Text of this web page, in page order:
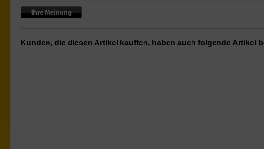
Kunden, die diesen Artikel kauften, haben auch folgende Artikel